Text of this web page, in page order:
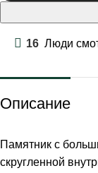
16 Люди
Описание
Памятник с
скругленной